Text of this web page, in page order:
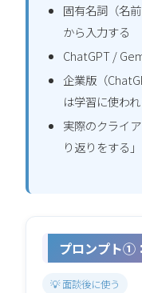
固有名詞（名
から入力する
ChatGPT /
企業版（
は学習に使わ
実際のクライ
り返りをする
プロンプト①
💡 面談後に使う